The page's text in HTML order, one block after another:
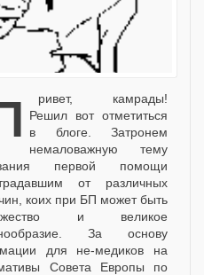
Решил вот отметиться
в блоге. Затронем
немаловажную тему
первой помощи
от различных
коих при БП может быть
и великое
За основу
для не-медиков на
Совета Европы по